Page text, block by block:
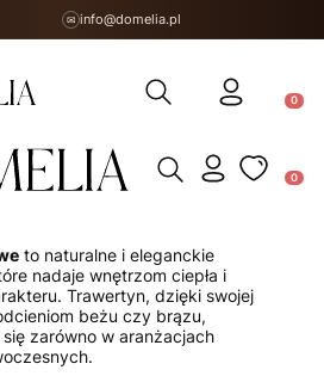
✉ info@domelia.pl
Otwórz wyszukiwarkę
Otwórz wyszukiwarkę
to naturalne i eleganckie
nadaje wnętrzom ciepła i
Trawertyn, dzięki swojej
beżu czy brązu,
zarówno w aranżacjach